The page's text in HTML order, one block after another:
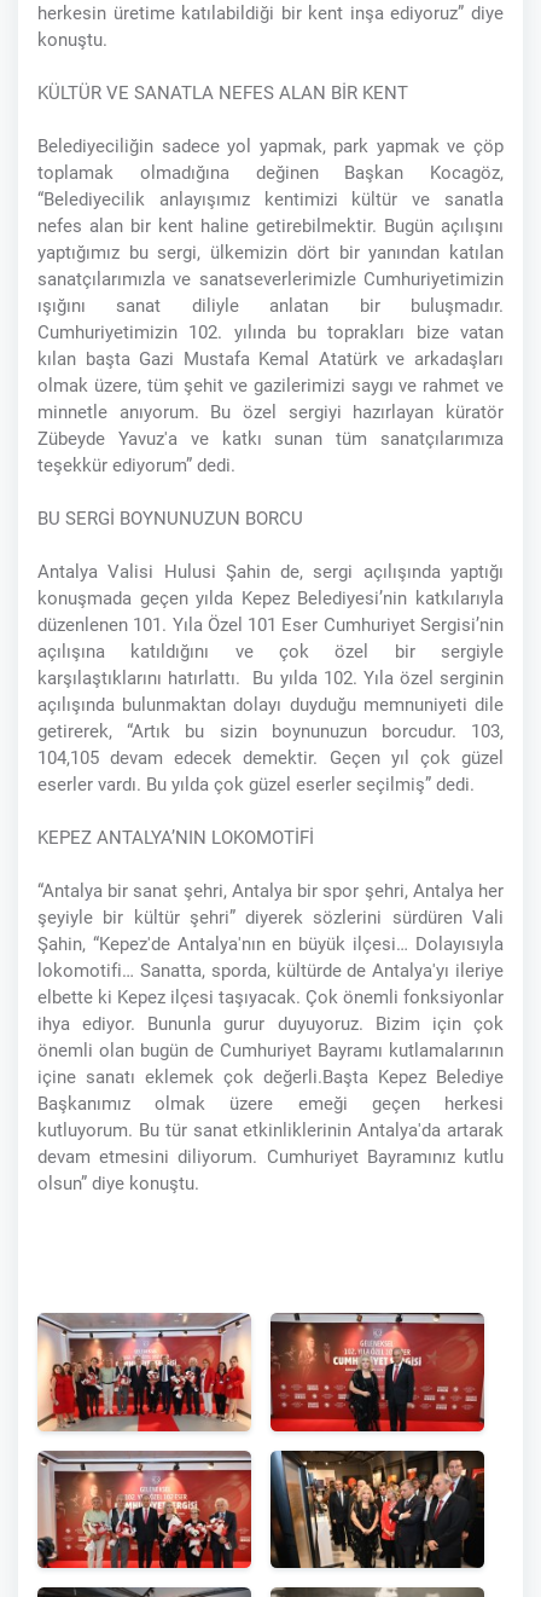
herkesin üretime katılabildiği bir kent inşa ediyoruz” diye
konuştu.
KÜLTÜR VE SANATLA NEFES ALAN BİR KENT
Belediyeciliğin sadece yol yapmak, park yapmak ve çöp
toplamak olmadığına değinen Başkan Kocagöz,
“Belediyecilik anlayışımız kentimizi kültür ve sanatla
nefes alan bir kent haline getirebilmektir. Bugün açılışını
yaptığımız bu sergi, ülkemizin dört bir yanından katılan
sanatçılarımızla ve sanatseverlerimizle Cumhuriyetimizin
ışığını sanat diliyle anlatan bir buluşmadır.
Cumhuriyetimizin 102. yılında bu toprakları bize vatan
kılan başta Gazi Mustafa Kemal Atatürk ve arkadaşları
olmak üzere, tüm şehit ve gazilerimizi saygı ve rahmet ve
minnetle anıyorum. Bu özel sergiyi hazırlayan küratör
Zübeyde Yavuz'a ve katkı sunan tüm sanatçılarımıza
teşekkür ediyorum” dedi.
BU SERGİ BOYNUNUZUN BORCU
Antalya Valisi Hulusi Şahin de, sergi açılışında yaptığı
konuşmada geçen yılda Kepez Belediyesi’nin katkılarıyla
düzenlenen 101. Yıla Özel 101 Eser Cumhuriyet Sergisi’nin
açılışına katıldığını ve çok özel bir sergiyle
karşılaştıklarını hatırlattı. Bu yılda 102. Yıla özel serginin
açılışında bulunmaktan dolayı duyduğu memnuniyeti dile
getirerek, “Artık bu sizin boynunuzun borcudur. 103,
104,105 devam edecek demektir. Geçen yıl çok güzel
eserler vardı. Bu yılda çok güzel eserler seçilmiş” dedi.
KEPEZ ANTALYA’NIN LOKOMOTİFİ
“Antalya bir sanat şehri, Antalya bir spor şehri, Antalya her
şeyiyle bir kültür şehri” diyerek sözlerini sürdüren Vali
Şahin, “Kepez'de Antalya'nın en büyük ilçesi… Dolayısıyla
lokomotifi… Sanatta, sporda, kültürde de Antalya'yı ileriye
elbette ki Kepez ilçesi taşıyacak. Çok önemli fonksiyonlar
ihya ediyor. Bununla gurur duyuyoruz. Bizim için çok
önemli olan bugün de Cumhuriyet Bayramı kutlamalarının
içine sanatı eklemek çok değerli.Başta Kepez Belediye
Başkanımız olmak üzere emeği geçen herkesi
kutluyorum. Bu tür sanat etkinliklerinin Antalya'da artarak
devam etmesini diliyorum. Cumhuriyet Bayramınız kutlu
olsun” diye konuştu.